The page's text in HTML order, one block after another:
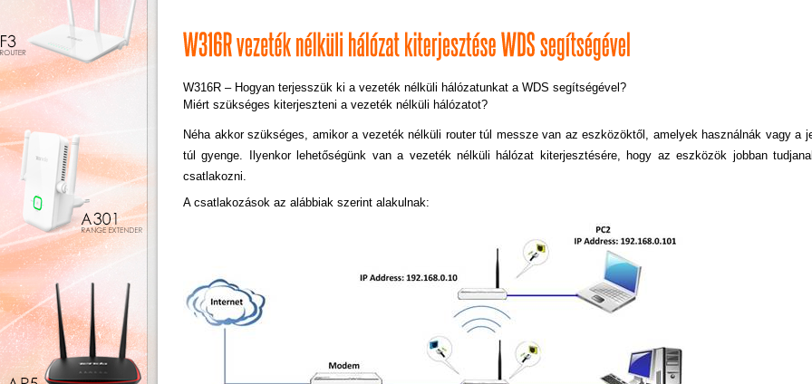
W316R – Hogyan terjesszük ki a vezeték nélküli hálózatunkat a WDS segítségével?
Miért szükséges kiterjeszteni a vezeték nélküli hálózatot?
Néha akkor szükséges, amikor a vezeték nélküli router túl messze van az eszközöktől, amelyek használnák vagy a
túl gyenge. Ilyenkor lehetőségünk van a vezeték nélküli hálózat kiterjesztésére, hogy az eszközök jobban
csatlakozni.
A csatlakozások az alábbiak szerint alakulnak: